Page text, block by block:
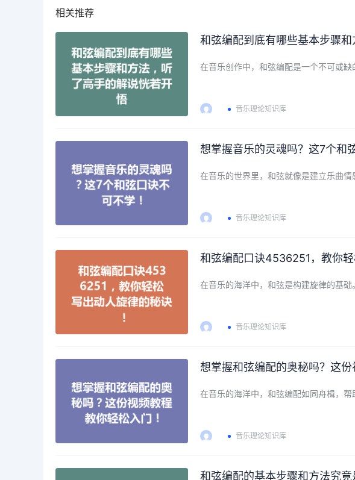
相关推荐
和弦编配到底有哪些基本步骤
在音乐创作中，和弦编配是一个不可或
音乐理论知识库
想掌握音乐的灵魂吗？这7个和
在音乐的世界里，和弦就像是建立乐曲
音乐理论知识库
和弦编配口诀4536251，教你轻
在音乐的海洋中，和弦是构建旋律的基
音乐理论知识库
想掌握和弦编配的奥秘吗？这份
在音乐的海洋中，和弦编配如同舟楫，
音乐理论知识库
和弦编配的基本步骤和方法究竟